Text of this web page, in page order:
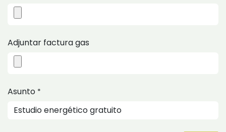
Adjuntar factura gas
Asunto *